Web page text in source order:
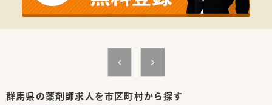
群馬県の薬剤師求人を市区町村から探す